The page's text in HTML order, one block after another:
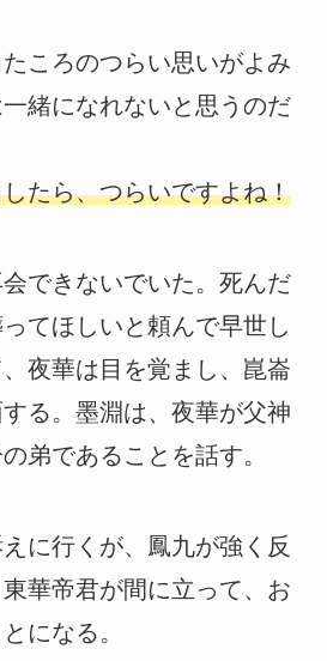
ころのつらい思いがよみ
緒になれないと思うのだ
たら、つらいですよね！
できないでいた。死んだ
てほしいと頼んで早世し
夜華は目を覚まし、崑崙
る。墨淵は、夜華が父神
弟であることを話す。
に行くが、鳳九が強く反
華帝君が間に立って、お
になる。